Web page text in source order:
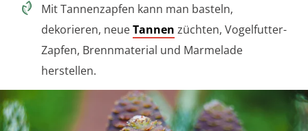
Mit Tannenzapfen kann man basteln,
dekorieren, neueTannen züchten, Vogelfutter-
Zapfen, Brennmaterial und Marmelade
herstellen.